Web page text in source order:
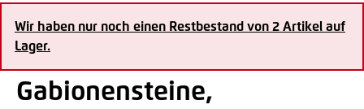
Wir haben nur noch einen Restbestand von 2 Artikel auf
Lager.
Gabionensteine,